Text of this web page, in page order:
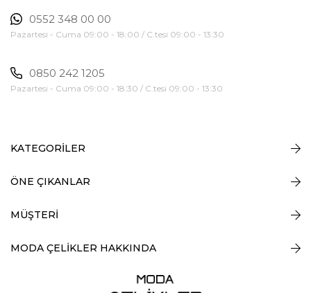
0552 348 00 00
Pazartesi - Cuma 09:00 - 18:00 / C.tesi 09:00 - 13:30
0850 242 1205
Pazartesi - Cuma 09:00 - 18:30 / C.tesi 09:00 - 13:30
KATEGORİLER
ÖNE ÇIKANLAR
MÜŞTERİ
MODA ÇELİKLER HAKKINDA